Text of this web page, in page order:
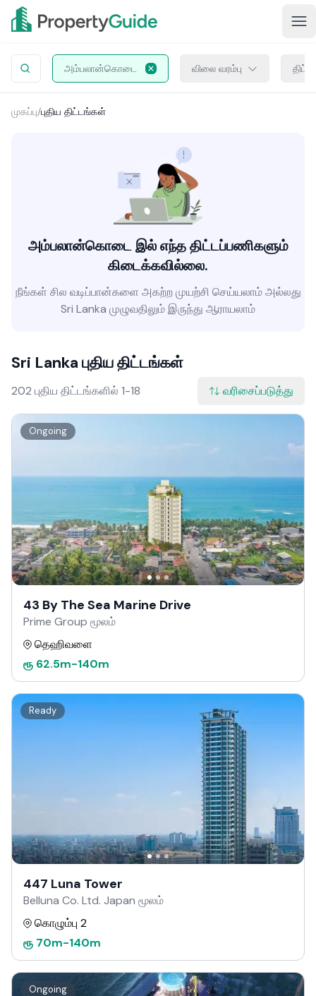
அம்பலான்கொடை விலை வரம்பு திட்ட
முகப்பு/புதிய திட்டங்கள்
அம்பலான்கொடை இல் எந்த திட்டப்பணிகளும்
கிடைக்கவில்லை.
நீங்கள் சில வடிப்பான்களை அகற்ற முயற்சி செய்யலாம் அல்லது
Sri Lanka முழுவதிலும் இருந்து ஆராயலாம்
Sri Lanka புதிய திட்டங்கள்
202 புதிய திட்டங்களில் 1-18 வரிசைப்படுத்து
Ongoing
43 By The Sea Marine Drive
Prime Group மூலம்
தெஹிவளை
ரூ 62.5m-140m
Ready
447 Luna Tower
Belluna Co. Ltd. Japan மூலம்
கொழும்பு 2
ரூ 70m-140m
Ongoing